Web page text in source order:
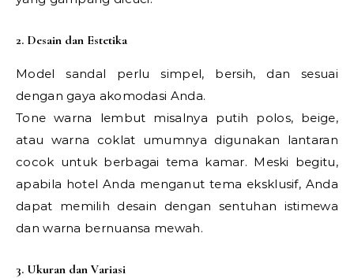
2. Desain dan Estetika
Model sandal perlu simpel, bersih, dan sesuai
dengan gaya akomodasi Anda.
Tone warna lembut misalnya putih polos, beige,
atau warna coklat umumnya digunakan lantaran
cocok untuk berbagai tema kamar. Meski begitu,
apabila hotel Anda menganut tema eksklusif, Anda
dapat memilih desain dengan sentuhan istimewa
dan warna bernuansa mewah.
3. Ukuran dan Variasi